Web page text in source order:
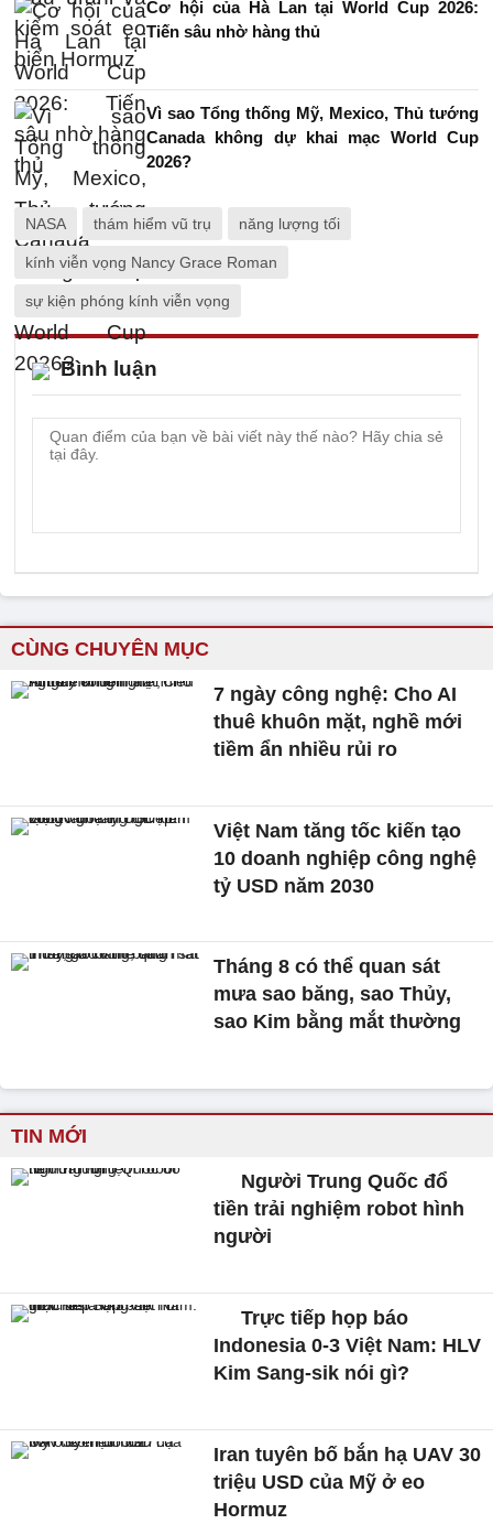
Cơ hội của Hà Lan tại World Cup 2026:
Tiến sâu nhờ hàng thủ
Vì sao Tổng thống Mỹ, Mexico, Thủ tướng
Canada không dự khai mạc World Cup
2026?
NASA thám hiểm vũ trụ năng lượng tối
kính viễn vọng Nancy Grace Roman
sự kiện phóng kính viễn vọng
Bình luận
CÙNG CHUYÊN MỤC
7 ngày công nghệ: Cho AI
thuê khuôn mặt, nghề mới
tiềm ẩn nhiều rủi ro
Việt Nam tăng tốc kiến tạo
10 doanh nghiệp công nghệ
tỷ USD năm 2030
Tháng 8 có thể quan sát
mưa sao băng, sao Thủy,
sao Kim bằng mắt thường
TIN MỚI
Người Trung Quốc đổ
tiền trải nghiệm robot hình
người
Trực tiếp họp báo
Indonesia 0-3 Việt Nam: HLV
Kim Sang-sik nói gì?
Iran tuyên bố bắn hạ UAV 30
triệu USD của Mỹ ở eo
Hormuz